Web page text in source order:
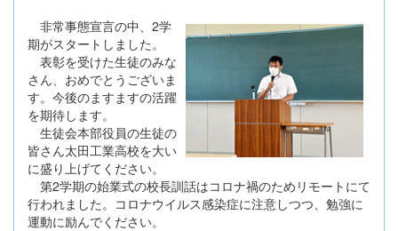
非常事態宣言の中、2学
期がスタートしました。
表彰を受けた生徒のみな
さん、おめでとうございま
す。今後のますますの活躍
を期待します。
生徒会本部役員の生徒の
皆さん太田工業高校を大い
に盛り上げてください。
第2学期の始業式の校長訓話はコロナ禍のためリモートにて
行われました。コロナウイルス感染症に注意しつつ、勉強に
運動に励んでください。